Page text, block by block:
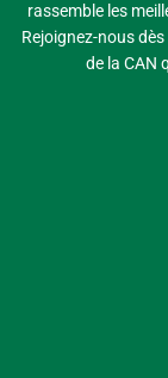
rassemble les
Rejoignez-nous
de la CAN